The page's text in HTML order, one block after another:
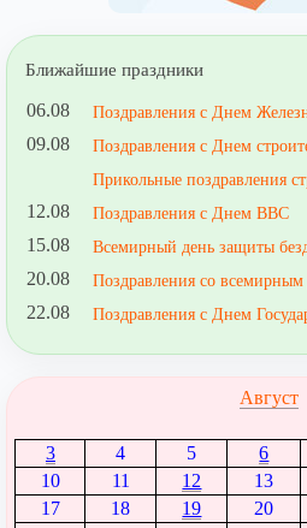
Ближайшие праздники
06.08 Поздравления с Днем
09.08
Поздравления с Днем
Прикольные поздравления
12.08 Поздравления с Днем ВВС
15.08 Всемирный день защиты
20.08 Поздравления со
22.08 Поздравления с Днем
Август
3
4 5 6
10
11 12 13
17
18 19 20